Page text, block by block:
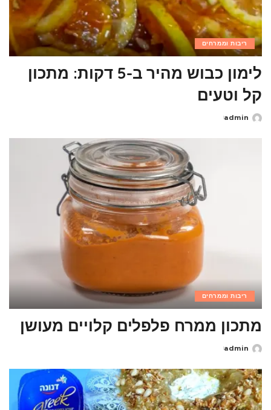
ריבות וממרחים
לימון כבוש מהיר ב-5 דקות: מתכון
קל וטעים
Posted
admin
ריבות וממרחים
מתכון ממרח פלפלים קלויים מעושן
Posted
admin